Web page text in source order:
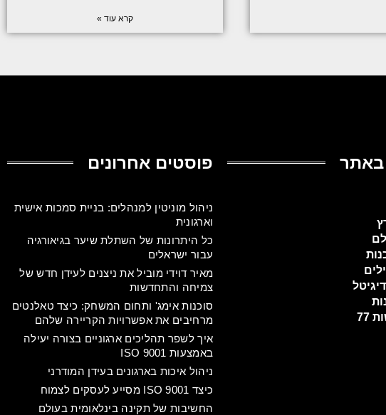
קרא עוד »
באתר
77
פוסטים אחרונים
ניהול מוניטין למנהלים: בניית סמכות אישית
וארגונית
כל היתרונות של השתלת שיער בגיאורגיה
עבור ישראלים
מאיר דוידי מוביל את ניצנים לעידן חדש של
צמיחה והתחדשות
סוכנות אימג' ותחום המשחק: כיצד טאלנטים
מרחיבים את אפשרויות הקריירה שלהם
איך לשפר תהליכים ארגוניים בצורה יעילה
באמצעות ISO 9001
ניהול איכות בארגונים בעידן המודרני
כיצד ISO 9001 מסייע לעסקים לצמוח
החשיבות של תקינה בינלאומית בעולם